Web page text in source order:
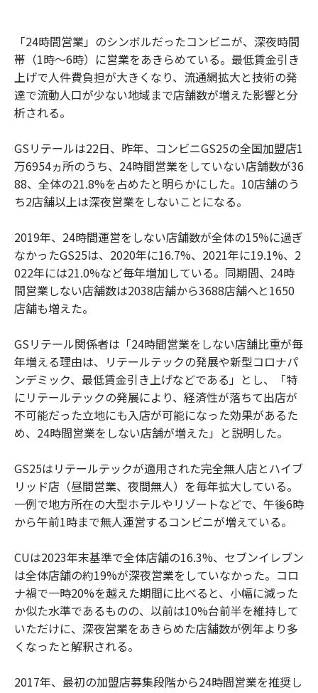
「24時間営業」のシンボルだったコンビニが、深夜時間
帯（1時～6時）に営業をあきらめている。最低賃金引き
上げで人件費負担が大きくなり、流通網拡大と技術の発
達で流動人口が少ない地域まで店舗数が増えた影響と分
析される。
GSリテールは22日、昨年、コンビニGS25の全国加盟店1
万6954ヵ所のうち、24時間営業をしていない店舗数が36
88、全体の21.8%を占めたと明らかにした。10店舗のう
ち2店舗以上は深夜営業をしないことになる。
2019年、24時間運営をしない店舗数が全体の15%に過ぎ
なかったGS25は、2020年に16.7%、2021年に19.1%、2
022年には21.0%など毎年増加している。同期間、24時
間営業しない店舗数は2038店舗から3688店舗へと1650
店舗も増えた。
GSリテール関係者は「24時間営業をしない店舗比重が毎
年増える理由は、リテールテックの発展や新型コロナパ
ンデミック、最低賃金引き上げなどである」とし、「特
にリテールテックの発展により、経済性が落ちて出店が
不可能だった立地にも入店が可能になった効果があるた
め、24時間営業をしない店舗が増えた」と説明した。
GS25はリテールテックが適用された完全無人店とハイブ
リッド店（昼間営業、夜間無人）を毎年拡大している。
一例で地方所在の大型ホテルやリゾートなどで、午後6時
から午前1時まで無人運営するコンビニが増えている。
CUは2023年末基準で全体店舗の16.3%、セブンイレブン
は全体店舗の約19%が深夜営業をしていなかった。コロ
ナ禍で一時20%を越えた期間に比べると、小幅に減った
か似た水準であるものの、以前は10%台前半を維持して
いただけに、深夜営業をあきらめた店舗数が例年より多
くなったと解釈される。
2017年、最初の加盟店募集段階から24時間営業を推奨し